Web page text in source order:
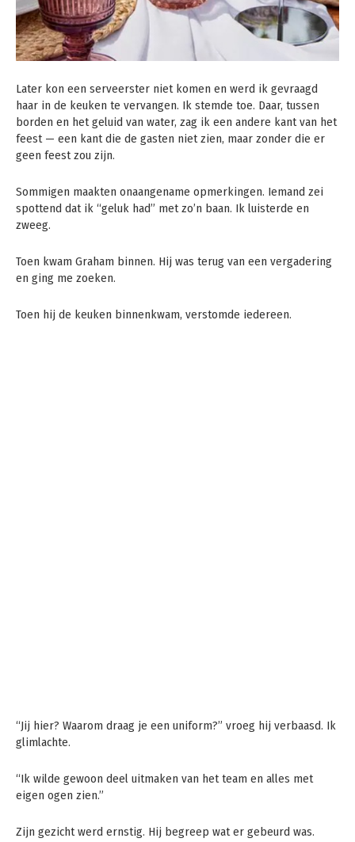
Later kon een serveerster niet komen en werd ik gevraagd
haar in de keuken te vervangen. Ik stemde toe. Daar, tussen
borden en het geluid van water, zag ik een andere kant van het
feest — een kant die de gasten niet zien, maar zonder die er
geen feest zou zijn.
Sommigen maakten onaangename opmerkingen. Iemand zei
spottend dat ik “geluk had” met zo’n baan. Ik luisterde en
zweeg.
Toen kwam Graham binnen. Hij was terug van een vergadering
en ging me zoeken.
Toen hij de keuken binnenkwam, verstomde iedereen.
“Jij hier? Waarom draag je een uniform?” vroeg hij verbaasd. Ik
glimlachte.
“Ik wilde gewoon deel uitmaken van het team en alles met
eigen ogen zien.”
Zijn gezicht werd ernstig. Hij begreep wat er gebeurd was.